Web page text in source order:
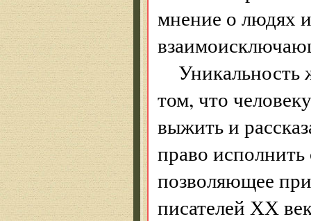
мнение о людях
Уникальность
том, что
выжить и
право исполнить
позволяющее
писателей ХХ